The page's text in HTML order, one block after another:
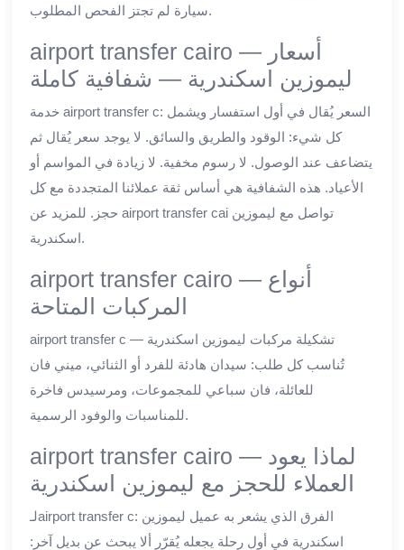
سيارة لم تجتز الفحص المطلوب.
airport transfer cairo — أسعار
ليموزين اسكندرية — شفافية كاملة
خدمة airport transfer c: السعر يُقال في أول استفسار ويشمل
كل شيء: الوقود والطريق والسائق. لا يوجد سعر يُقال ثم
يتضاعف عند الوصول. لا رسوم مخفية. لا زيادة في المواسم أو
الأعياد. هذه الشفافية هي أساس ثقة عملائنا المتجددة مع كل
حجز. للمزيد عن airport transfer cai تواصل مع ليموزين
اسكندرية.
airport transfer cairo — أنواع
المركبات المتاحة
airport transfer c — تشكيلة مركبات ليموزين اسكندرية
تُناسب كل طلب: سيدان هادئة للفرد أو الثنائي، ميني فان
للعائلة، فان سباعي للمجموعات، ومرسيدس فاخرة
للمناسبات والوفود الرسمية.
airport transfer cairo — لماذا يعود
العملاء للحجز مع ليموزين اسكندرية
لـairport transfer c: الفرق الذي يشعر به عميل ليموزين
اسكندرية في أول رحلة يجعله يُقرّر ألا يبحث عن بديل آخر: